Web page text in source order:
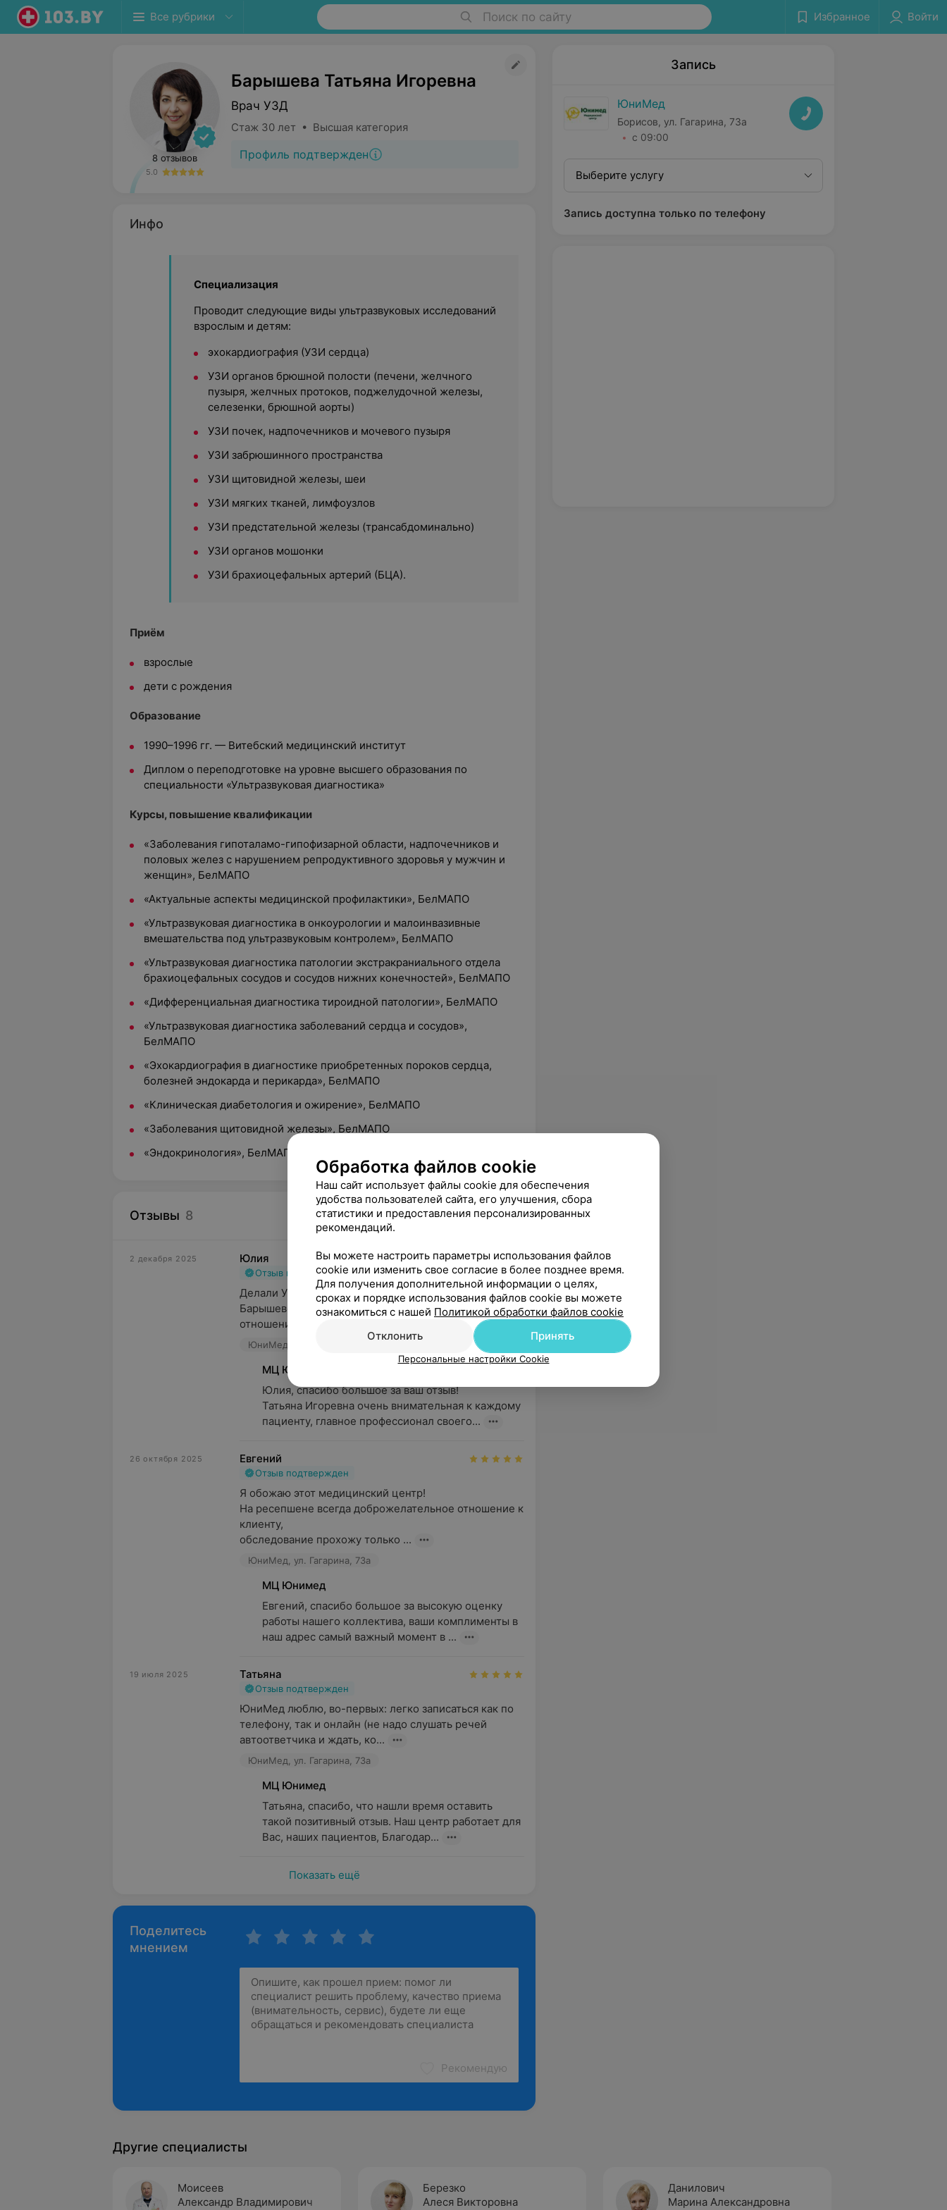
Все рубрики Поиск по сайту Избранное Войти
8 отзывов
5.0
Барышева Татьяна Игоревна
Врач УЗД
Стаж 30 лет • Высшая категория
Профиль подтвержден
Инфо
Специализация
Проводит следующие виды ультразвуковых исследований
взрослым и детям:
эхокардиография (УЗИ сердца)
УЗИ органов брюшной полости (печени, желчного
пузыря, желчных протоков, поджелудочной железы,
селезенки, брюшной аорты)
УЗИ почек, надпочечников и мочевого пузыря
УЗИ забрюшинного пространства
УЗИ щитовидной железы, шеи
УЗИ мягких тканей, лимфоузлов
УЗИ предстательной железы (трансабдоминально)
УЗИ органов мошонки
УЗИ брахиоцефальных артерий (БЦА).
Приём
взрослые
дети с рождения
Образование
1990–1996 гг. — Витебский медицинский институт
Диплом о переподготовке на уровне высшего образования по
специальности «Ультразвуковая диагностика»
Курсы, повышение квалификации
«Заболевания гипоталамо-гипофизарной области, надпочечников и
половых желез с нарушением репродуктивного здоровья у мужчин и
женщин», БелМАПО
«Актуальные аспекты медицинской профилактики», БелМАПО
«Ультразвуковая диагностика в онкоурологии и малоинвазивные
вмешательства под ультразвуковым контролем», БелМАПО
«Ультразвуковая диагностика патологии экстракраниального отдела
брахиоцефальных сосудов и сосудов нижних конечностей», БелМАПО
«Дифференциальная диагностика тироидной патологии», БелМАПО
«Ультразвуковая диагностика заболеваний сердца и сосудов»,
БелМАПО
«Эхокардиография в диагностике приобретенных пороков сердца,
болезней эндокарда и перикарда», БелМАПО
«Клиническая диабетология и ожирение», БелМАПО
«Заболевания щитовидной железы», БелМАПО
«Эндокринология», БелМАПО
Отзывы 8 5.0 ЮниМед, ул. Гагарина, 73а
2 декабря 2025 Юлия
Отзыв подтвержден
Делали УЗИ брюшной полости и лимфоузлов у
Барышевой Т.И. Внимательное и доброжелательное
отношение. Очень волновалась, н...
ЮниМед, ул. Гагарина, 73а
МЦ Юнимед
Юлия, спасибо большое за ваш отзыв!
Татьяна Игоревна очень внимательная к каждому
пациенту, главное профессионал своего...
26 октября 2025 Евгений
Отзыв подтвержден
Я обожаю этот медицинский центр!
На ресепшене всегда доброжелательное отношение к
клиенту,
обследование прохожу только ...
ЮниМед, ул. Гагарина, 73а
МЦ Юнимед
Евгений, спасибо большое за высокую оценку
работы нашего коллектива, ваши комплименты в
наш адрес самый важный момент в ...
19 июля 2025 Татьяна
Отзыв подтвержден
ЮниМед люблю, во-первых: легко записаться как по
телефону, так и онлайн (не надо слушать речей
автоответчика и ждать, ко...
ЮниМед, ул. Гагарина, 73а
МЦ Юнимед
Татьяна, спасибо, что нашли время оставить
такой позитивный отзыв. Наш центр работает для
Вас, наших пациентов, Благодар...
Показать ещё
Поделитесь
мнением
Рекомендую
Запись
ЮниМед
Борисов, ул. Гагарина, 73а
с 09:00
Выберите услугу
Запись доступна только по телефону
Другие специалисты
Моисеев
Александр Владимирович
Березко
Алеся Викторовна
Данилович
Марина Александровна
Обработка файлов cookie
Наш сайт использует файлы cookie для обеспечения
удобства пользователей сайта, его улучшения, сбора
статистики и предоставления персонализированных
рекомендаций.
Вы можете настроить параметры использования файлов
cookie или изменить свое согласие в более позднее время.
Для получения дополнительной информации о целях,
сроках и порядке использования файлов cookie вы можете
ознакомиться с нашей Политикой обработки файлов cookie
Отклонить
Принять
Персональные настройки Cookie